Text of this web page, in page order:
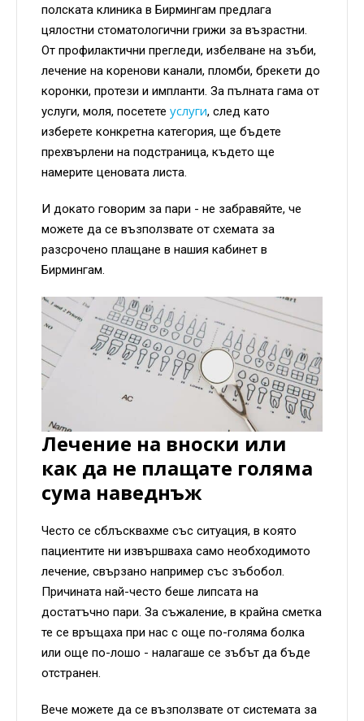
полската клиника в Бирмингам предлага
цялостни стоматологични грижи за възрастни.
От профилактични прегледи, избелване на зъби,
лечение на коренови канали, пломби, брекети до
коронки, протези и импланти. За пълната гама от
услуги, моля, посетете услуги, след като
изберете конкретна категория, ще бъдете
прехвърлени на подстраница, където ще
намерите ценовата листа.
И докато говорим за пари - не забравяйте, че
можете да се възползвате от схемата за
разсрочено плащане в нашия кабинет в
Бирмингам.
Лечение на вноски или
как да не плащате голяма
сума наведнъж
Често се сблъсквахме със ситуация, в която
пациентите ни извършваха само необходимото
лечение, свързано например със зъбобол.
Причината най-често беше липсата на
достатъчно пари. За съжаление, в крайна сметка
те се връщаха при нас с още по-голяма болка
или още по-лошо - налагаше се зъбът да бъде
отстранен.
Вече можете да се възползвате от системата за